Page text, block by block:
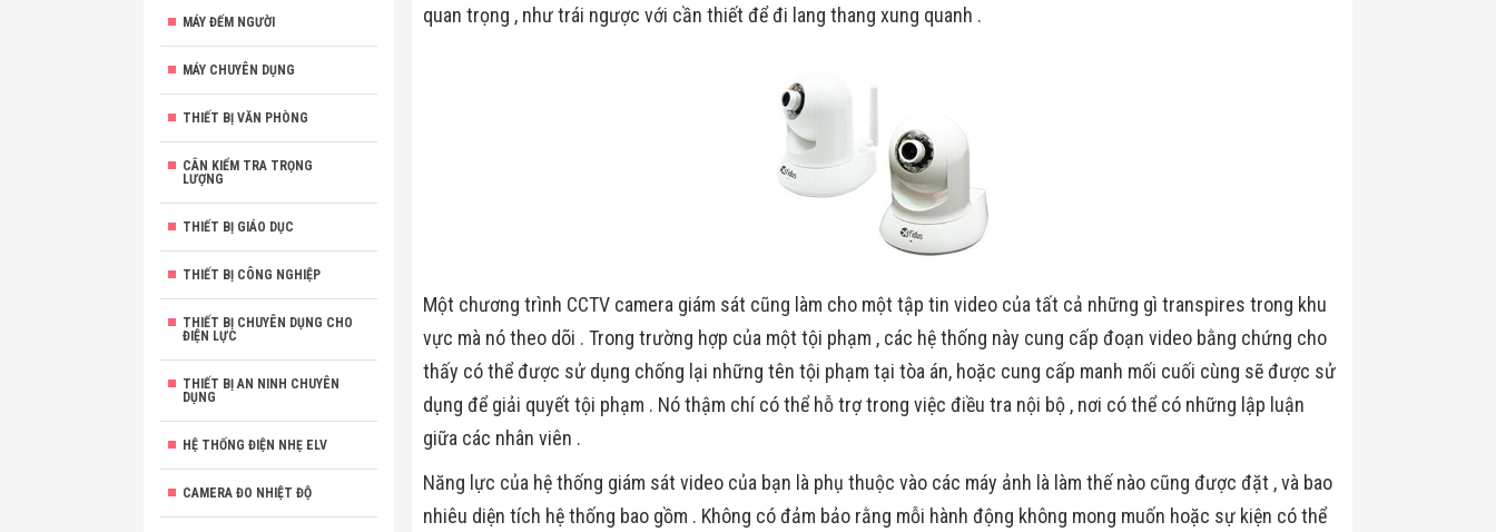
MÁY ĐẾM NGƯỜI
MÁY CHUYÊN DỤNG
THIẾT BỊ VĂN PHÒNG
CÂN KIỂM TRA TRỌNG
LƯỢNG
THIẾT BỊ GIÁO DỤC
THIẾT BỊ CÔNG NGHIỆP
THIẾT BỊ CHUYÊN DỤNG CHO
ĐIỆN LỰC
THIẾT BỊ AN NINH CHUYÊN
DỤNG
HỆ THỐNG ĐIỆN NHẸ ELV
CAMERA ĐO NHIỆT ĐỘ
quan trọng , như trái ngược với cần thiết để đi lang thang xung quanh .
Một chương trình CCTV camera giám sát cũng làm cho một tập tin video của tất cả những gì transpires trong khu
vực mà nó theo dõi . Trong trường hợp của một tội phạm , các hệ thống này cung cấp đoạn video bằng chứng cho
thấy có thể được sử dụng chống lại những tên tội phạm tại tòa án, hoặc cung cấp manh mối cuối cùng sẽ được sử
dụng để giải quyết tội phạm . Nó thậm chí có thể hỗ trợ trong việc điều tra nội bộ , nơi có thể có những lập luận
giữa các nhân viên .
Năng lực của hệ thống giám sát video của bạn là phụ thuộc vào các máy ảnh là làm thế nào cũng được đặt , và bao
nhiêu diện tích hệ thống bao gồm . Không có đảm bảo rằng mỗi hành động không mong muốn hoặc sự kiện có thể